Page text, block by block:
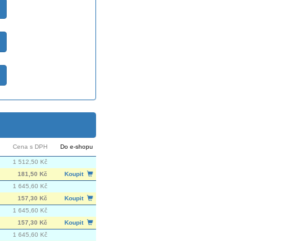
Cena s DPH Do e-shopu
1 512,50 Kč
181,50 Kč
Koupit
1 645,60 Kč
157,30 Kč
Koupit
1 645,60 Kč
157,30 Kč
Koupit
1 645,60 Kč